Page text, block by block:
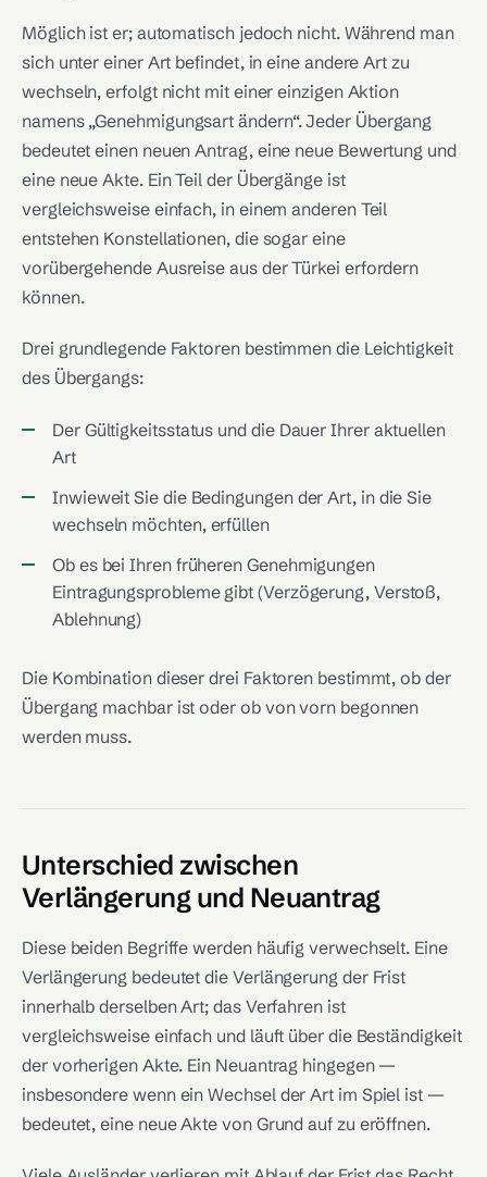
Möglich ist er; automatisch jedoch nicht. Während man
sich unter einer Art befindet, in eine andere Art zu
wechseln, erfolgt nicht mit einer einzigen Aktion
namens „Genehmigungsart ändern“. Jeder Übergang
bedeutet einen neuen Antrag, eine neue Bewertung und
eine neue Akte. Ein Teil der Übergänge ist
vergleichsweise einfach, in einem anderen Teil
entstehen Konstellationen, die sogar eine
vorübergehende Ausreise aus der Türkei erfordern
können.
Drei grundlegende Faktoren bestimmen die Leichtigkeit
des Übergangs:
Der Gültigkeitsstatus und die Dauer Ihrer aktuellen
Art
Inwieweit Sie die Bedingungen der Art, in die Sie
wechseln möchten, erfüllen
Ob es bei Ihren früheren Genehmigungen
Eintragungsprobleme gibt (Verzögerung, Verstoß,
Ablehnung)
Die Kombination dieser drei Faktoren bestimmt, ob der
Übergang machbar ist oder ob von vorn begonnen
werden muss.
Unterschied zwischen
Verlängerung und Neuantrag
Diese beiden Begriffe werden häufig verwechselt. Eine
Verlängerung bedeutet die Verlängerung der Frist
innerhalb derselben Art; das Verfahren ist
vergleichsweise einfach und läuft über die Beständigkeit
der vorherigen Akte. Ein Neuantrag hingegen —
insbesondere wenn ein Wechsel der Art im Spiel ist —
bedeutet, eine neue Akte von Grund auf zu eröffnen.